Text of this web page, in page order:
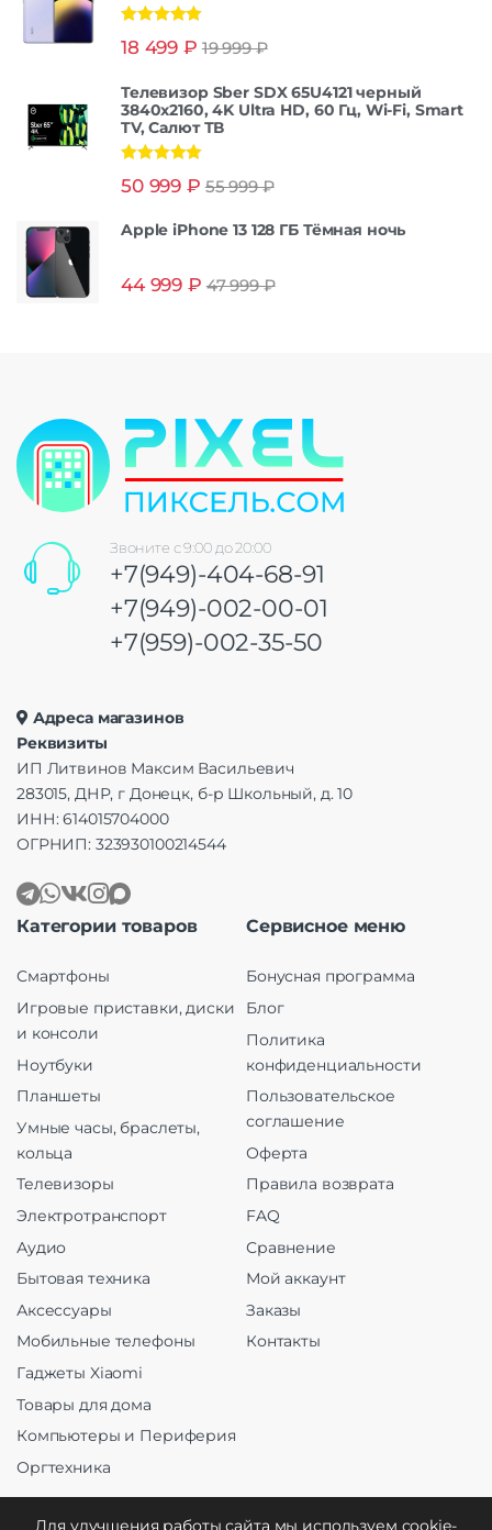
из 5
18 499 ₽ 19 999₽
Телевизор Sber SDX 65U4121 черный
3840x2160, 4K Ultra HD, 60 Гц, Wi-Fi, Smart
TV, Салют ТВ
из 5
50 999 ₽ 55 999₽
Apple iPhone 13 128 ГБ Тёмная ночь
44 999 ₽ 47 999₽
Звоните с 9:00 до 20:00
+7(949)-404-68-91
+7(949)-002-00-01
+7(959)-002-35-50
Адреса магазинов
Реквизиты
ИП Литвинов Максим Васильевич
283015, ДНР, г Донецк, б-р Школьный, д. 10
ИНН: 614015704000
ОГРНИП: 323930100214544
Категории товаров
Смартфоны
Игровые приставки, диски
и консоли
Ноутбуки
Планшеты
Умные часы, браслеты,
кольца
Телевизоры
Электротранспорт
Аудио
Бытовая техника
Аксессуары
Мобильные телефоны
Гаджеты Xiaomi
Товары для дома
Компьютеры и Периферия
Оргтехника
Сервисное меню
Бонусная программа
Блог
Политика
конфиденциальности
Пользовательское
соглашение
Оферта
Правила возврата
FAQ
Сравнение
Мой аккаунт
Заказы
Контакты
Для улучшения работы сайта мы используем cookie-